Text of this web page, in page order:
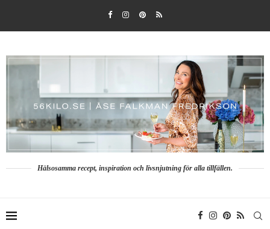
Hälsosamma recept, inspiration och livsnjutning för alla tillfällen.